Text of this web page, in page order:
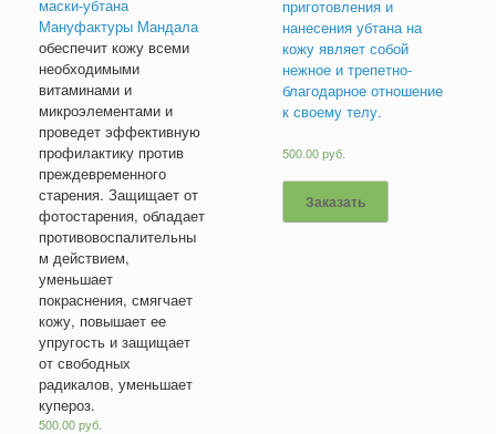
маски-убтана
Мануфактуры Мандала
обеспечит кожу всеми
необходимыми
витаминами и
микроэлементами и
проведет эффективную
профилактику против
преждевременного
старения. Защищает от
фотостарения, обладает
противовоспалительны
м действием,
уменьшает
покраснения, смягчает
кожу, повышает ее
упругость и защищает
от свободных
радикалов, уменьшает
купероз.
500.00руб.
приготовления и
нанесения убтана на
кожу являет собой
нежное и трепетно-
благодарное отношение
к своему телу.
500.00руб.
Заказать